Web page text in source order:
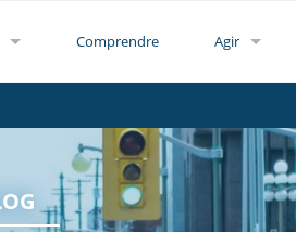
Comprendre Agir